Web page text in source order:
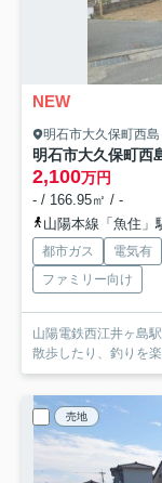
NEW
明石市大久保町西島
明石市大久保町
2,100万円
- / 166.95㎡ / -
山陽本線「魚住」
都市ガス 電気有
ファミリー向け
山陽電鉄西江井ヶ島
散歩したり、釣りを
売地